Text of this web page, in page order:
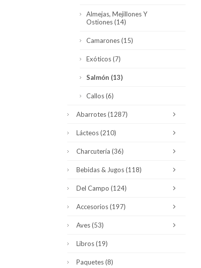
Almejas, Mejillones Y
Ostiones(14)
Camarones(15)
Exóticos(7)
Salmón (13)
Callos(6)
Abarrotes(1287)
Lácteos(210)
Charcutería (36)
Bebidas & Jugos(118)
Del Campo (124)
Accesorios(197)
Aves(53)
Libros(19)
Paquetes(8)